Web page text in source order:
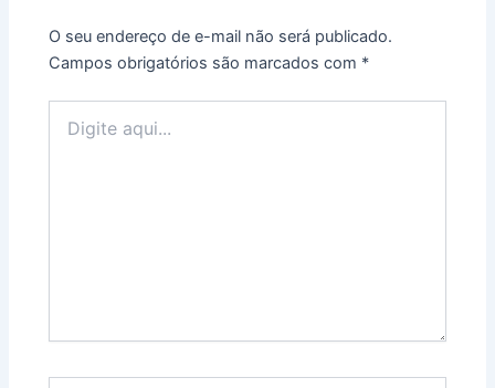
O seu endereço de e-mail não será publicado.
Campos obrigatórios são marcados com *
aqui...